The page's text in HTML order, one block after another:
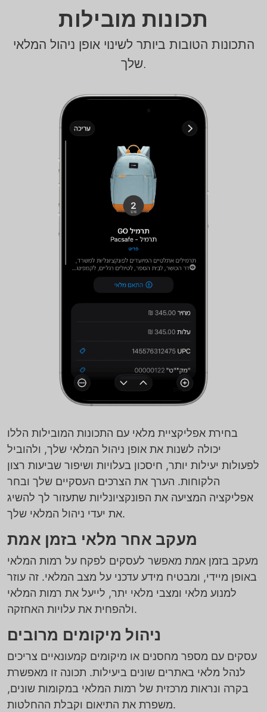
תכונות מובילות
התכונות הטובות ביותר לשינוי אופן ניהול המלאי
שלך.
בחירת אפליקציית מלאי עם התכונות המובילות הללו
יכולה לשנות את אופן ניהול המלאי שלך, ולהוביל
לפעולות יעילות יותר, חיסכון בעלויות ושיפור שביעות רצון
הלקוחות. הערך את הצרכים העסקיים שלך ובחר
אפליקציה המציעה את הפונקציונליות שתעזור לך להשיג
את יעדי ניהול המלאי שלך.
מעקב אחר מלאי בזמן אמת
מעקב בזמן אמת מאפשר לעסקים לפקח על רמות המלאי
באופן מיידי, ומבטיח מידע עדכני על מצב המלאי. זה עוזר
למנוע מלאי ומצבי מלאי יתר, לייעל את רמות המלאי
ולהפחית את עלויות האחזקה.
ניהול מיקומים מרובים
עסקים עם מספר מחסנים או מיקומים קמעונאיים צריכים
לנהל מלאי באתרים שונים ביעילות. תכונה זו מאפשרת
בקרה ונראות מרכזית של רמות המלאי במקומות שונים,
משפרת את התיאום וקבלת ההחלטות.